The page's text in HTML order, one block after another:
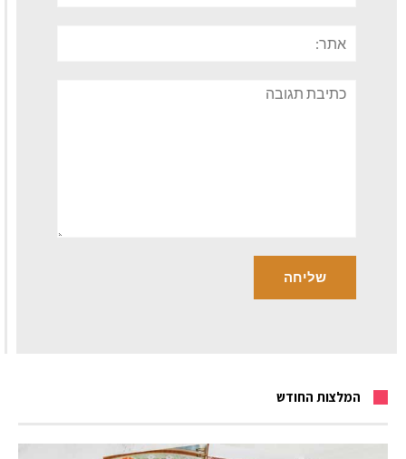
תגובה
המלצות החודש